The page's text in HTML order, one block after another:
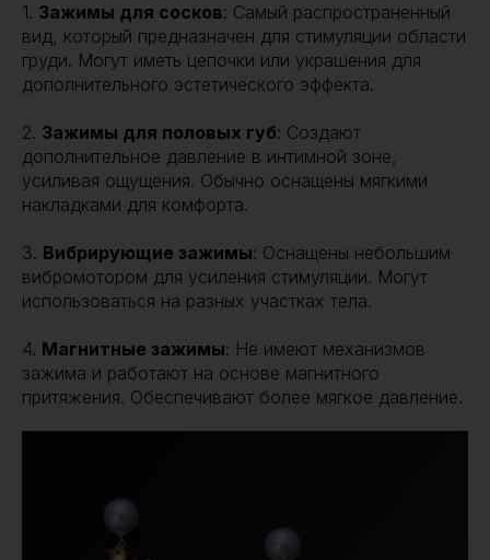
1. Зажимы для сосков: Самый распространенный
вид, который предназначен для стимуляции области
груди. Могут иметь цепочки или украшения для
дополнительного эстетического эффекта.
2. Зажимы для половых губ: Создают
дополнительное давление в интимной зоне,
усиливая ощущения. Обычно оснащены мягкими
накладками для комфорта.
3. Вибрирующие зажимы: Оснащены небольшим
вибромотором для усиления стимуляции. Могут
использоваться на разных участках тела.
4. Магнитные зажимы: Не имеют механизмов
зажима и работают на основе магнитного
притяжения. Обеспечивают более мягкое давление.